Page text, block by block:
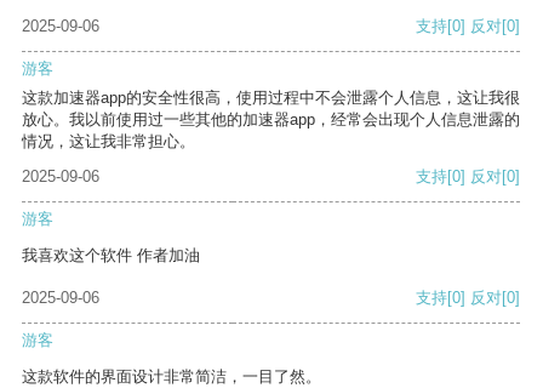
2025-09-06 支持[0] 反对[0]
游客
这款加速器app的安全性很高，使用过程中不会泄露个人信息，这让我很
放心。我以前使用过一些其他的加速器app，经常会出现个人信息泄露的
情况，这让我非常担心。
2025-09-06
支持[0] 反对[0]
游客
我喜欢这个软件 作者加油
2025-09-06 支持[0] 反对[0]
游客
这款软件的界面设计非常简洁，一目了然。